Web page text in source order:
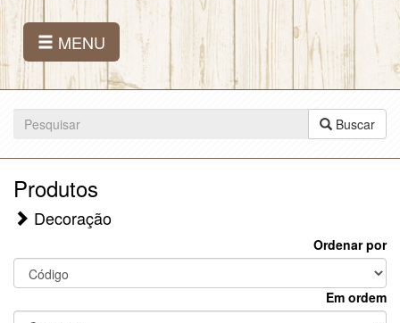
MENU
Buscar
Produtos
Decoração
Ordenar por
Em ordem